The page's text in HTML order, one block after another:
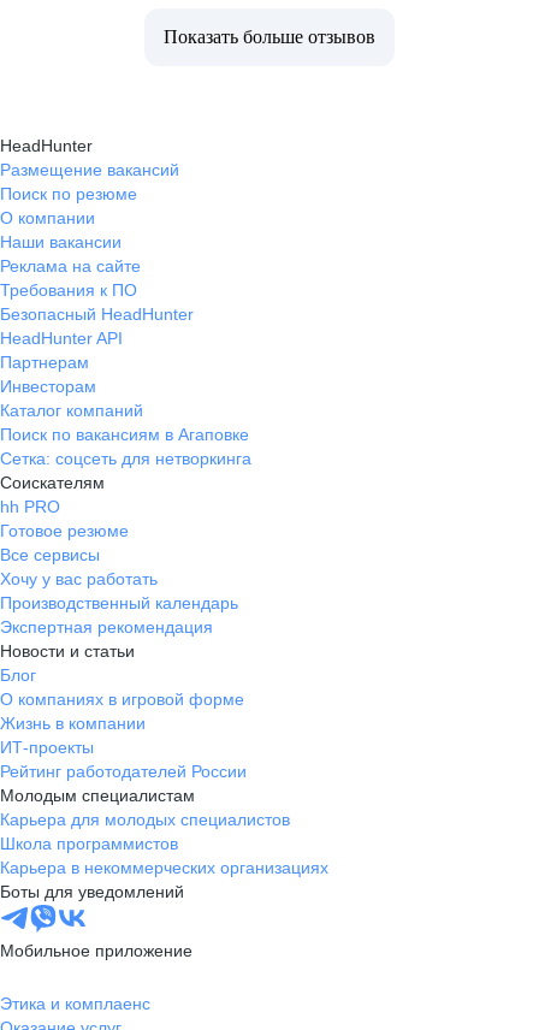
Показать больше отзывов
HeadHunter
Размещение вакансий
Поиск по резюме
О компании
Наши вакансии
Реклама на сайте
Требования к ПО
Безопасный HeadHunter
HeadHunter API
Партнерам
Инвесторам
Каталог компаний
Поиск по вакансиям в Агаповке
Сетка: соцсеть для нетворкинга
Соискателям
hh PRO
Готовое резюме
Все сервисы
Хочу у вас работать
Производственный календарь
Экспертная рекомендация
Новости и статьи
Блог
О компаниях в игровой форме
Жизнь в компании
ИТ-проекты
Рейтинг работодателей России
Молодым специалистам
Карьера для молодых специалистов
Школа программистов
Карьера в некоммерческих организациях
Боты для уведомлений
Мобильное приложение
Этика и комплаенс